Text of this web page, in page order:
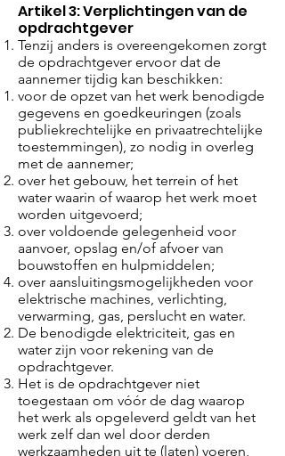
Artikel 3: Verplichtingen van de
opdrachtgever
Tenzij anders is overeengekomen zorgt
de opdrachtgever ervoor dat de
aannemer tijdig kan beschikken:
voor de opzet van het werk benodigde
gegevens en goedkeuringen (zoals
publiekrechtelijke en privaatrechtelijke
toestemmingen), zo nodig in overleg
met de aannemer;
over het gebouw, het terrein of het
water waarin of waarop het werk moet
worden uitgevoerd;
over voldoende gelegenheid voor
aanvoer, opslag en/of afvoer van
bouwstoffen en hulpmiddelen;
over aansluitingsmogelijkheden voor
elektrische machines, verlichting,
verwarming, gas, perslucht en water.
De benodigde elektriciteit, gas en
water zijn voor rekening van de
opdrachtgever.
Het is de opdrachtgever niet
toegestaan om vóór de dag waarop
het werk als opgeleverd geldt van het
werk zelf dan wel door derden
werkzaamheden uit te (laten) voeren,